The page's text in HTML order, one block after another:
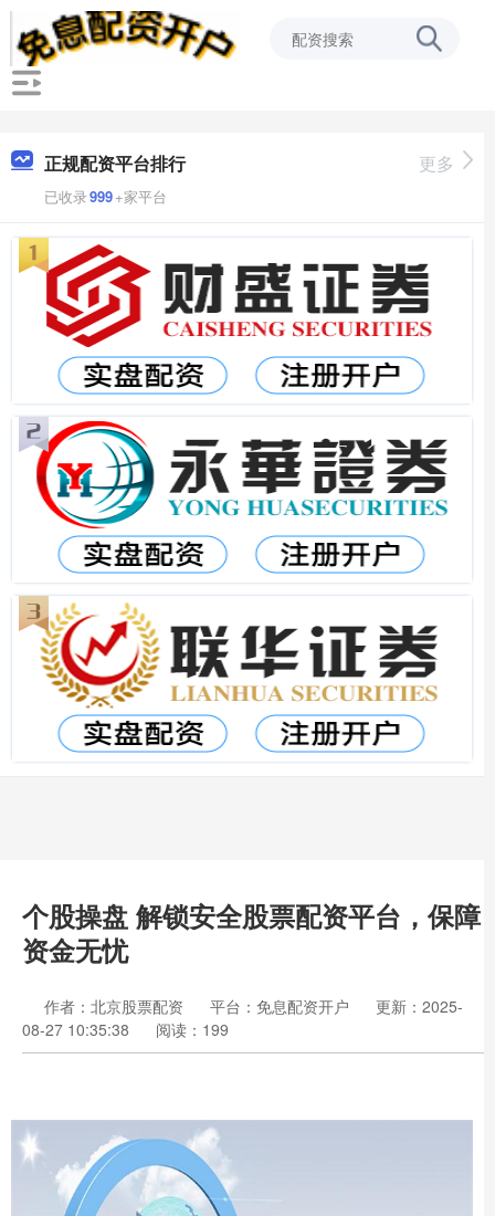
正规配资平台排行
已收录999+家平台
更多
个股操盘 解锁安全股票配资平台，保障
资金无忧
作者：北京股票配资 平台：免息配资开户
更新：2025-
08-27 10:35:38
阅读：199